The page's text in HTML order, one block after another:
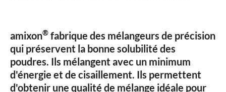
amixon® fabrique des mélangeurs de précision
qui préservent la bonne solubilité des
poudres. Ils mélangent avec un minimum
d'énergie et de cisaillement. Ils permettent
d'obtenir une qualité de mélange idéale pour